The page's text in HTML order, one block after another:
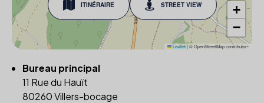
ITINÉRAIRE STREET VIEW
+
−
Leaflet|© OpenStreetMap contributors
Bureau principal
11 Rue du Hauït
80260 Villers-bocage